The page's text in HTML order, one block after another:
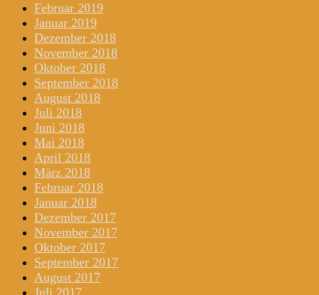
Februar 2019
Januar 2019
Dezember 2018
November 2018
Oktober 2018
September 2018
August 2018
Juli 2018
Juni 2018
Mai 2018
April 2018
März 2018
Februar 2018
Januar 2018
Dezember 2017
November 2017
Oktober 2017
September 2017
August 2017